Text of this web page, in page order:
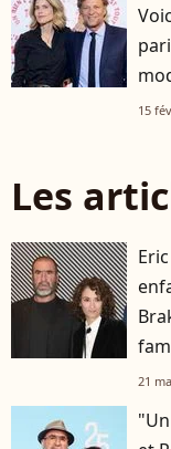
15
Les
21